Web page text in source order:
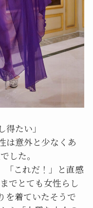
得たい」
は意外と少なくあ
した。
「これだ！」と直感
でとても女性らし
を着ていたそうで